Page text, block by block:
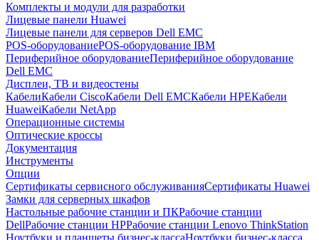
Комплекты и модули для разработки
Лицевые панели Huawei
Лицевые панели для серверов Dell EMC
POS-оборудованиеPOS-оборудование IBM
Периферийное оборудованиеПериферийное оборудование
Dell EMC
Дисплеи, ТВ и видеостены
КабелиКабели CiscoКабели Dell EMCКабели HPEКабели
HuaweiКабели NetApp
Операционные системы
Оптические кроссы
Документация
Инструменты
Опции
Сертификаты сервисного обслуживанияСертификаты Huawei
Замки для серверных шкафов
Настольные рабочие станции и ПКРабочие станции
DellРабочие станции HPРабочие станции Lenovo ThinkStation
Ноутбуки и планшеты бизнес-классаНоутбуки бизнес-класса